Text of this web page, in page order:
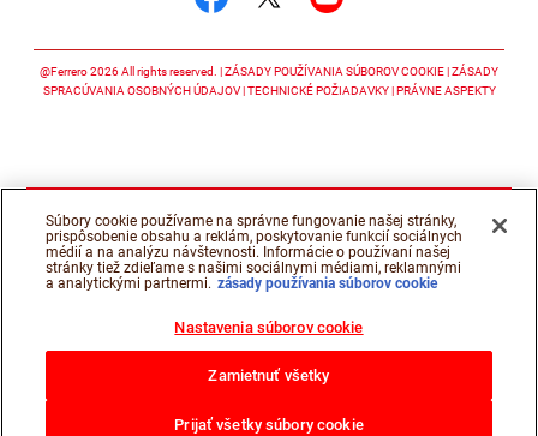
@Ferrero 2026 All rights reserved. ZÁSADY POUŽÍVANIA SÚBOROV COOKIE ZÁSADY
SPRACÚVANIA OSOBNÝCH ÚDAJOV TECHNICKÉ POŽIADAVKY PRÁVNE ASPEKTY
Súbory cookie používame na správne fungovanie našej stránky,
prispôsobenie obsahu a reklám, poskytovanie funkcií sociálnych
médií a na analýzu návštevnosti. Informácie o používaní našej
stránky tiež zdieľame s našimi sociálnymi médiami, reklamnými
a analytickými partnermi. zásady používania súborov cookie
Nastavenia súborov cookie
Zamietnuť všetky
Prijať všetky súbory cookie